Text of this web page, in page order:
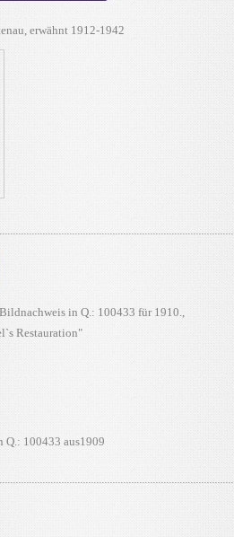
erwähnt 1912-1942
in Q.: 100433 für 1910.,
Restauration"
100433 aus1909